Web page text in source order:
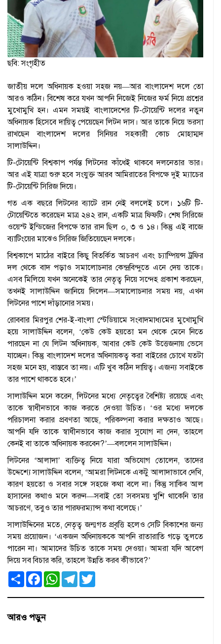
ছবি: সংগৃহীত
জাতীয় দলে অধিনায়ক হওয়া সহজ নয়—আর বাংলাদেশ দলে তো
আরও কঠিন। বিশেষ করে যখন আপনি নিজেই নিজের ফর্ম নিয়ে প্রশ্নের
মুখোমুখি হন। এমন সময়ই বাংলাদেশের টি-টোয়েন্টি দলের নতুন
অধিনায়ক হিসেবে দায়িত্ব পেয়েছেন লিটন দাস। আর তাকে নিয়ে ভরসা
রাখছেন বাংলাদেশ দলের সিনিয়র সহকারী কোচ মোহাম্মদ
সালাউদ্দিন।
টি-টোয়েন্টি বিশ্বকাপ পর্যন্ত লিটনের কাঁধেই থাকবে দলনেতার ভার।
আর এই যাত্রা শুরু হবে সংযুক্ত আরব আমিরাতের বিপক্ষে দুই ম্যাচের
টি-টোয়েন্টি সিরিজ দিয়ে।
গত এক বছরে লিটনের ব্যাটে রান নেই বললেই চলে। ১৬টি টি-
টোয়েন্টিতে করেছেন মাত্র ২৪২ রান, একটি মাত্র ফিফটি। শেষ সিরিজে
ওয়েস্ট ইন্ডিজের বিপক্ষে তার রান ছিল ০, ৩ ও ১৪। কিন্তু এই বাজে
ব্যাটিংয়ের মাঝেও সিরিজ জিতিয়েছেন দলকে।
বিশ্বকাপে মাঠের বাইরে কিছু বিতর্কিত আচরণ এবং চ্যাম্পিয়ন্স ট্রফির
দল থেকে বাদ পড়াও সমালোচনার কেন্দ্রবিন্দুতে এনে দেয় তাকে।
এসব মিলিয়ে যখন অনেকেই তার নেতৃত্ব নিয়ে সন্দেহ প্রকাশ করছেন,
তখনই সালাউদ্দিন জানিয়ে দিলেন—সমালোচনার সময় নয়, এখন
লিটনের পাশে দাঁড়ানোর সময়।
রোববার মিরপুর শের-ই-বাংলা স্টেডিয়ামে সংবাদমাধ্যমের মুখোমুখি
হয়ে সালাউদ্দিন বলেন, ‘কেউ কেউ হয়তো মন থেকে মেনে নিতে
পারছেন না যে লিটন অধিনায়ক, আবার কেউ কেউ উত্তেজনায় ভেসে
যাচ্ছেন। কিন্তু বাংলাদেশ দলের অধিনায়কত্ব করা বাইরের চোখে যতটা
সহজ মনে হয়, বাস্তবে তা নয়। এটি খুব কঠিন দায়িত্ব। এজন্য সবাইকে
তার পাশে থাকতে হবে।’
সালাউদ্দিন মনে করেন, লিটনের মধ্যে নেতৃত্বের বৈশিষ্ট্য রয়েছে এবং
তাকে স্বাধীনভাবে কাজ করতে দেওয়া উচিত। ‘ওর মধ্যে দলকে
পরিচালনা করার প্রবণতা আছে, পরিকল্পনা করার দক্ষতাও আছে।
আপনি যদি তাকে স্বাধীনভাবে কাজ করার সুযোগ না দেন, তাহলে
কেনই বা তাকে অধিনায়ক করবেন?’—বললেন সালাউদ্দিন।
লিটনের ‘আলাদা’ ব্যক্তিত্ব নিয়ে যারা অভিযোগ তোলেন, তাদের
উদ্দেশ্যে সালাউদ্দিন বলেন, ‘আমরা লিটনকে একটু আলাদাভাবে দেখি,
কারণ হয়তো ও সবার সঙ্গে সহজে কথা বলে না। কিন্তু সাকিব আল
হাসানের কথাও মনে করুন—সবাই তো সবসময় খুশি থাকেনি তার
আচরণে, তবুও তার পারফরম্যান্স কথা বলেছে।’
সালাউদ্দিনের মতে, নেতৃত্ব জন্মগত প্রবৃত্তি হলেও সেটি বিকাশের জন্য
সময় প্রয়োজন। ‘একজন অধিনায়ককে আপনি রাতারাতি গড়ে তুলতে
পারেন না। আমাদের উচিত তাকে সময় দেওয়া। আমরা যদি আবেগ
দিয়ে সব বিচার করি, তাহলে উন্নতি করব কীভাবে?’
S
h
r
F
a
e
o
o
W
h
t
T
e
e
t
আরও পড়ুন